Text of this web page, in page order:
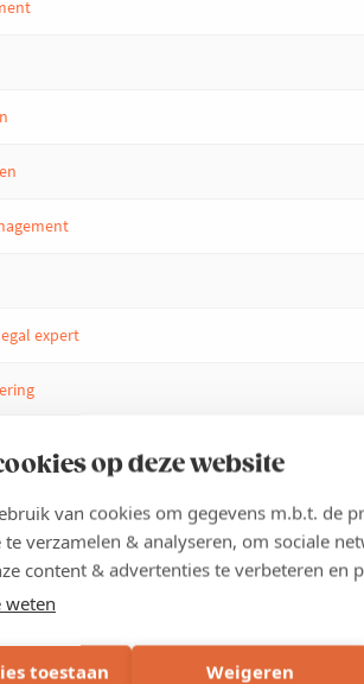
op deze website
van cookies om gegevens m.b.t. de
te verzamelen & analyseren, om sociale
content & advertenties te verbeteren en
weten
toestaan Weigeren
expert